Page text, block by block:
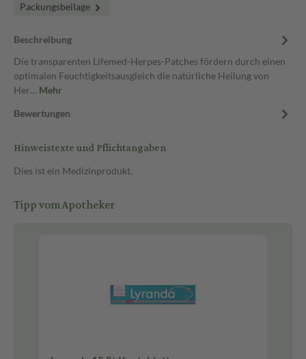
Packungsbeilage
Beschreibung
Die transparenten Lifemed-Herpes-Patches fördern durch einen
optimalen Feuchtigkeitsausgleich die natürliche Heilung von
Her… Mehr
Bewertungen
Hinweistexte und Pflichtangaben
Dies ist ein Medizinprodukt.
Tipp vom Apotheker